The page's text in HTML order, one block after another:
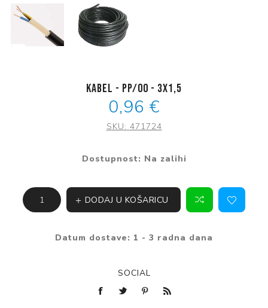
Kabel - PP/00 - 3x1,5
0,96 €
SKU: 471724
Dostupnost: Na zalihi
DODAJ U KOŠARICU
Datum dostave: 1 - 3 radna dana
SOCIAL